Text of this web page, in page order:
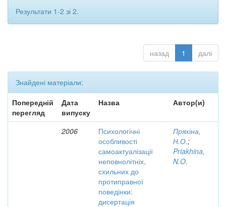
Результати 1-2 зі 2.
назад 1 далі
Знайдені матеріали:
Попередній
перегляд
Дата
випуску
Назва Автор(и)
2006
Психологічні
особливості
самоактуалізації
неповнолітніх,
схильних до
протиправної
поведінки:
дисертація
Пряхіна,
Н.О.;
Priakhina,
N.O.